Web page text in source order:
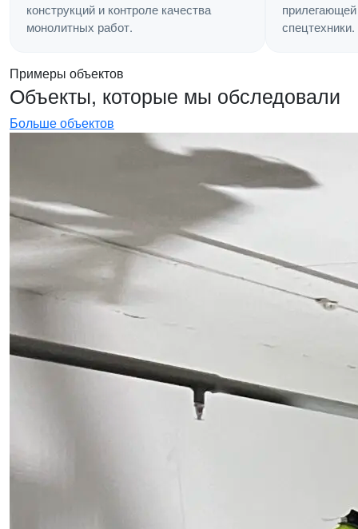
конструкций и контроле качества
монолитных работ.
спецтехники.
Примеры объектов
Объекты, которые мы обследовали
Больше объектов